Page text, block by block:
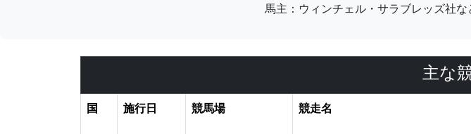
馬主：ウィンチェル・サラブレッズ社
主な
国 施行日 競馬場 競走名